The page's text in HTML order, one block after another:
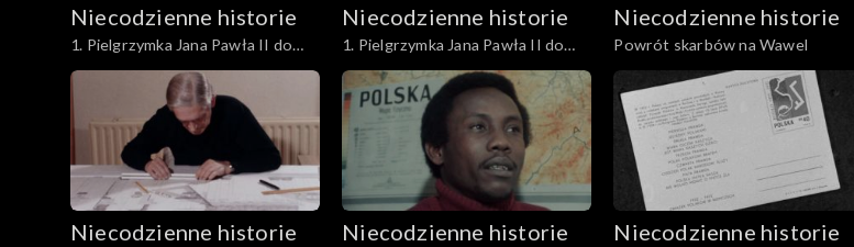
Niecodzienne historie
1. Pielgrzymka Jana Pawła II do
Polski. Wizyta Papieża w Krakowie
- powrót ze Skałki do Pałacu
Biskupiego
Niecodzienne historie
1. Pielgrzymka Jana Pawła II do
Polski. Wizyta Papieża w Krakowie
- przyjazd do Pałacu Biskupiego
Niecodzienne historie
Powrót skarbów na Wawel
Niecodzienne historie Niecodzienne historie Niecodzienne historie